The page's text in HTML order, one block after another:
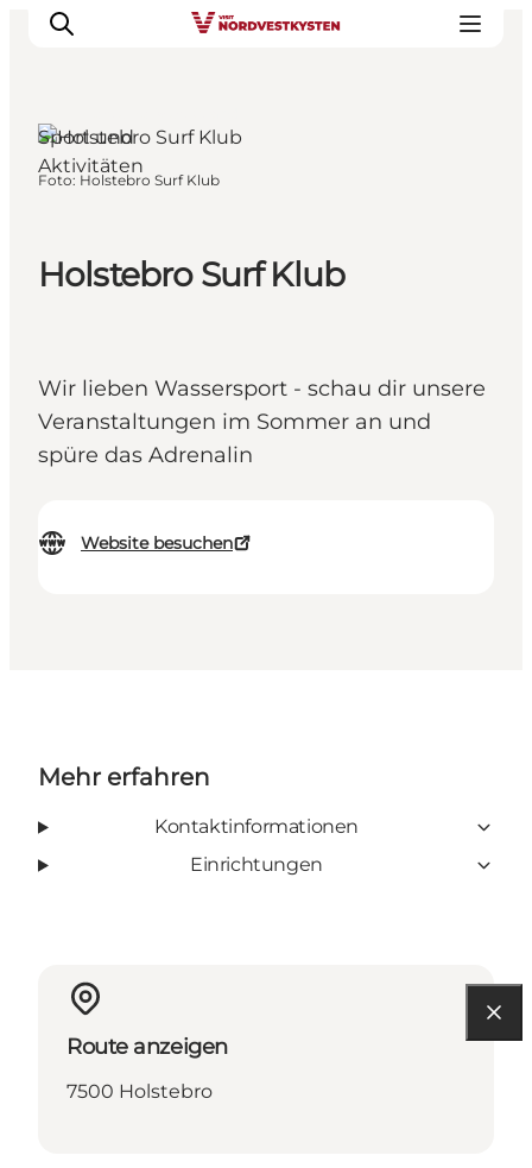
Events
Holstebro Surf Klub
Wir lieben Wassersport - schau dir unsere
Veranstaltungen im Sommer an und
spüre das Adrenalin
Website besuchen
Sport und
Aktivitäten
Foto: Holstebro Surf Klub
Mehr erfahren
Kontaktinformationen
Einrichtungen
Route anzeigen
7500 Holstebro